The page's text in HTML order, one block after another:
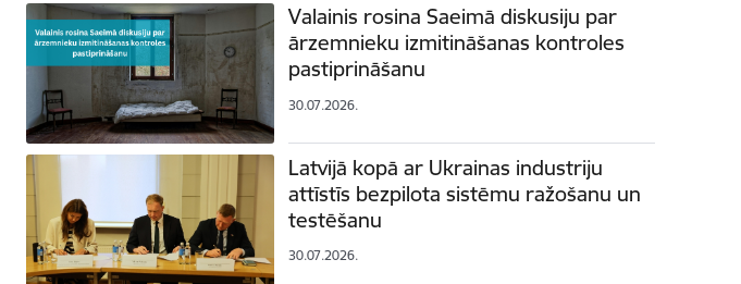
Valainis rosina Saeimā diskusiju par
ārzemnieku izmitināšanas kontroles
pastiprināšanu
30.07.2026.
Latvijā kopā ar Ukrainas industriju
attīstīs bezpilota sistēmu ražošanu un
testēšanu
30.07.2026.